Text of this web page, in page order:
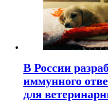
В России
иммунного
для